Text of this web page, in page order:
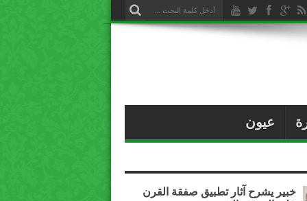
عيون
خبير يشرح آثار تطبيق صفقة القرن